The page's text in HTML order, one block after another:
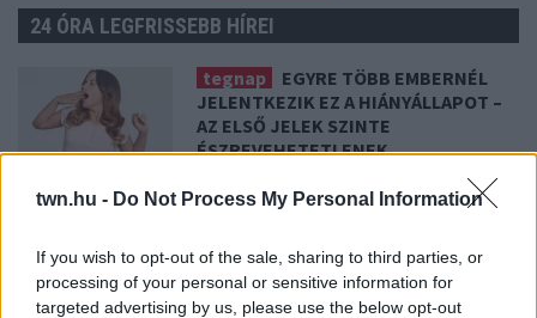
twn.hu - Do Not Process My Personal Information
If you wish to opt-out of the sale, sharing to third parties, or
processing of your personal or sensitive information for
targeted advertising by us, please use the below opt-out
24 ÓRA LEGFRISSEBB HÍREI
tegnap
EGYRE TÖBB EMBERNÉL
JELENTKEZIK EZ A HIÁNYÁLLAPOT –
AZ ELSŐ JELEK SZINTE
ÉSZREVEHETETLENEK
SZERVEZETED FONTOS DOLOGRA
PRÓBÁL FIGYELMEZTETNI
Figyelj a jelekre!